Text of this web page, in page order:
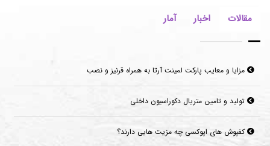
مقالات اخبار آمار
مزایا و معایب پارکت لمینت آرتا به همراه قرنیز و نصب
تولید و تامین متریال دکوراسیون داخلی
کفپوش های اپوکسی چه مزیت هایی دارند؟